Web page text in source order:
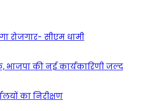
रोजगार- सीएम धामी
की नई कार्यकारिणी जल्द
का निरीक्षण